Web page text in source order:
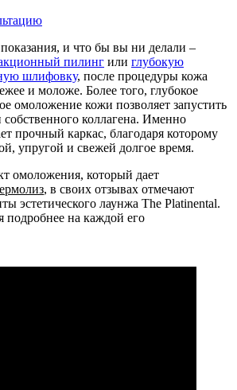
и что бы вы ни делали –
пилинг или глубокую
шлифовку, после процедуры кожа
и моложе. Более того, глубокое
омоложение кожи позволяет запустить
коллагена. Именно
прочный каркас, благодаря которому
упругой и свежей долгое время.
омоложения, который дает
, в своих отзывах отмечают
эстетического лаунжа The Platinental.
подробнее на каждой его